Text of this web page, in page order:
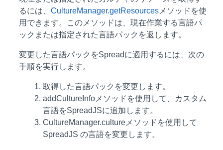
るには、 CultureManager.getResources メソッドを使
用できます。このメソッドは、現在作業する言語パ
ックまたは指定された言語パックを返します。
変更した言語パックをSpreadに適用するには、次の
手順を実行します。
取得した言語パックを変更します。
addCultureInfoメソッドを使用して、カスタム
言語をSpreadJSに追加します。
CultureManager.cultureメソッドを使用して
SpreadJS の言語を変更します。